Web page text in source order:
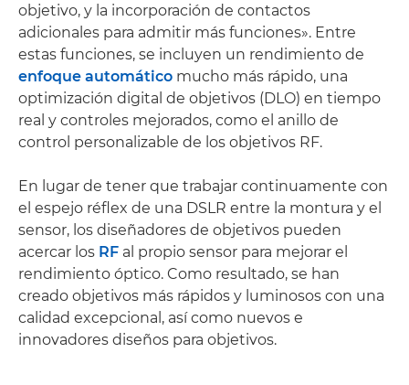
objetivo, y la incorporación de contactos
adicionales para admitir más funciones». Entre
estas funciones, se incluyen un rendimiento de
enfoque automático mucho más rápido, una
optimización digital de objetivos (DLO) en tiempo
real y controles mejorados, como el anillo de
control personalizable de los objetivos RF.
En lugar de tener que trabajar continuamente con
el espejo réflex de una DSLR entre la montura y el
sensor, los diseñadores de objetivos pueden
acercar los RF al propio sensor para mejorar el
rendimiento óptico. Como resultado, se han
creado objetivos más rápidos y luminosos con una
calidad excepcional, así como nuevos e
innovadores diseños para objetivos.